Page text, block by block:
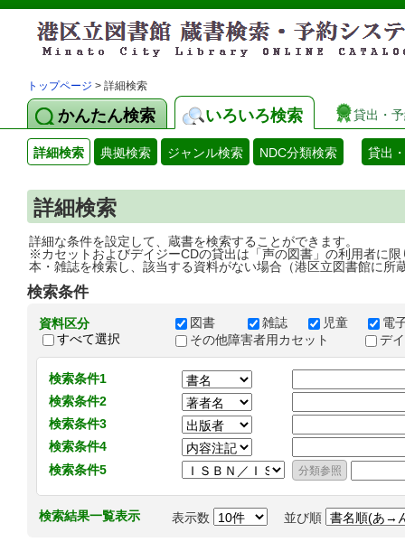
トップページ > 詳細検索
かんたん検索 いろいろ検索 貸出・
詳細検索 典拠検索 ジャンル検索 NDC分類検索 貸出
詳細検索
詳細な条件を設定して、蔵書を検索することができます。
※カセットおよびデイジーCDの貸出は「声の図書」の利用者に限
本・雑誌を検索し、該当する資料がない場合（港区立図書館に所
検索条件
資料区分
すべて選択
図書 雑誌 児童
電
その他障害者用カセット
デ
検索条件1
検索条件2
検索条件3
検索条件4
検索条件5
検索結果一覧表示 表示数 並び順